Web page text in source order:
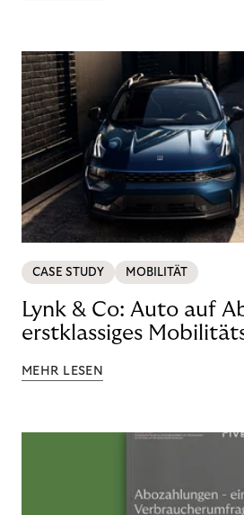
CASE STUDY MOBILITÄT
Lynk & Co: Auto auf
erstklassiges
MEHR LESEN